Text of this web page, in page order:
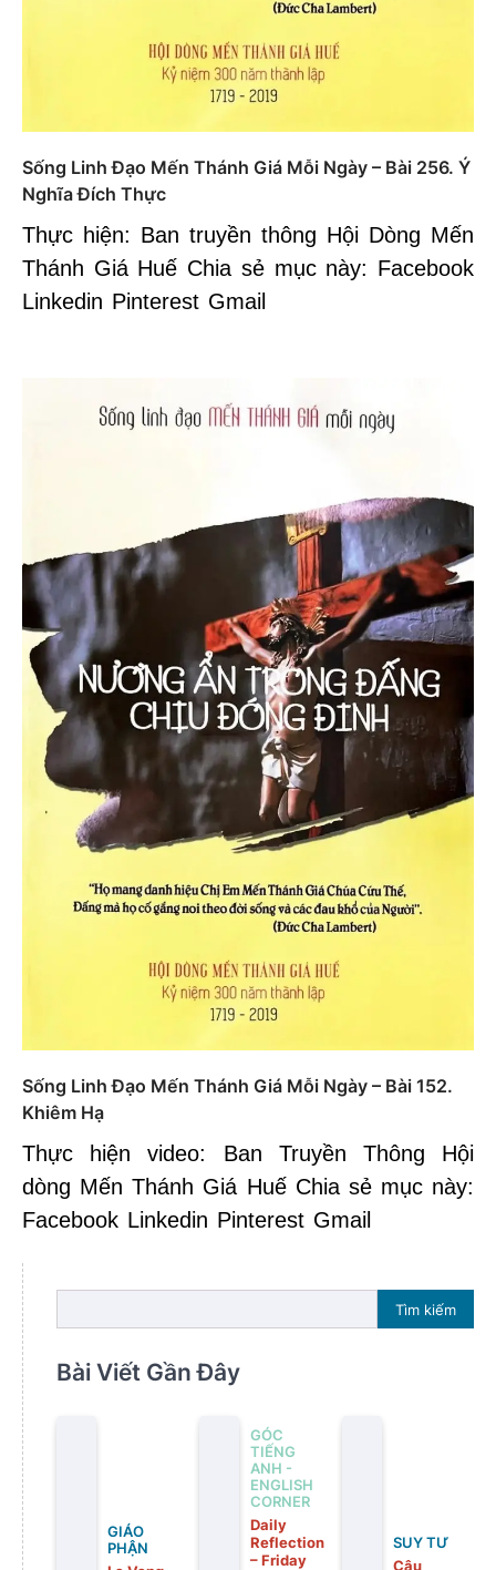
Sống Linh Đạo Mến Thánh Giá Mỗi Ngày – Bài 256. Ý
Nghĩa Đích Thực
Thực hiện: Ban truyền thông Hội Dòng Mến
Thánh Giá Huế Chia sẻ mục này: Facebook
Linkedin Pinterest Gmail
Sống Linh Đạo Mến Thánh Giá Mỗi Ngày – Bài 152.
Khiêm Hạ
Thực hiện video: Ban Truyền Thông Hội
dòng Mến Thánh Giá Huế Chia sẻ mục này:
Facebook Linkedin Pinterest Gmail
Tìm kiếm
Bài Viết Gần Đây
GIÁO
PHẬN
GÓC
TIẾNG
ANH -
ENGLISH
CORNER
Daily
Reflection
– Friday
SUY TƯ
Câu